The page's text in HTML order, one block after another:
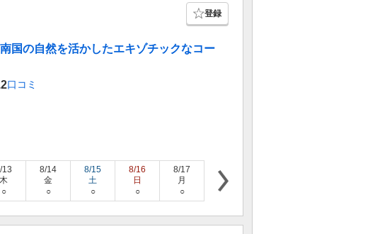
登録
国の自然を活かしたエキゾチックなコー
口コミ
13
木
○
8/14
金
○
8/15
土
○
8/16
日
○
8/17
月
○
8/18
火